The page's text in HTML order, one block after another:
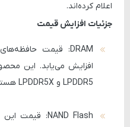
اعلام کرده‌اند.
جزئیات افزایش قیمت
DRAM
افزایش می‌یابد. این
LPDDR5 و LPDDR5X
NAND Flash